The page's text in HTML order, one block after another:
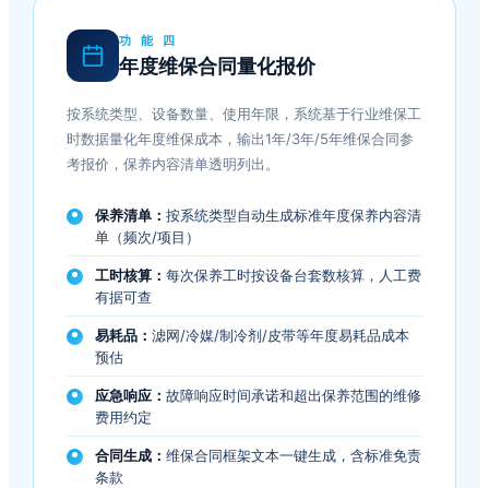
功 能 四
年度维保合同量化报价
按系统类型、设备数量、使用年限，系统基于行业维保工
时数据量化年度维保成本，输出1年/3年/5年维保合同参
考报价，保养内容清单透明列出。
保养清单： 按系统类型自动生成标准年度保养内容清
单（频次/项目）
工时核算： 每次保养工时按设备台套数核算，人工费
有据可查
易耗品： 滤网/冷媒/制冷剂/皮带等年度易耗品成本
预估
应急响应： 故障响应时间承诺和超出保养范围的维修
费用约定
合同生成： 维保合同框架文本一键生成，含标准免责
条款